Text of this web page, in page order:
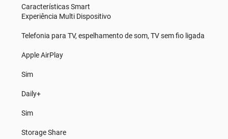
Características Smart
Experiência Multi Dispositivo
Telefonia para TV, espelhamento de som, TV sem fio ligada
Apple AirPlay
Sim
Daily+
Sim
Storage Share